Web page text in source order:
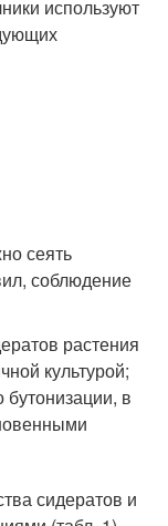
используют
сеять
соблюдение
растения
культурой;
в
сидератов и